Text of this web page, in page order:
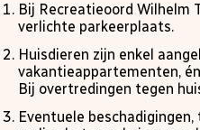
Bij Recreatieoord Wilhelm
verlichte parkeerplaats.
Huisdieren zijn enkel
vakantieappartementen,
Bij overtredingen tegen
Eventuele